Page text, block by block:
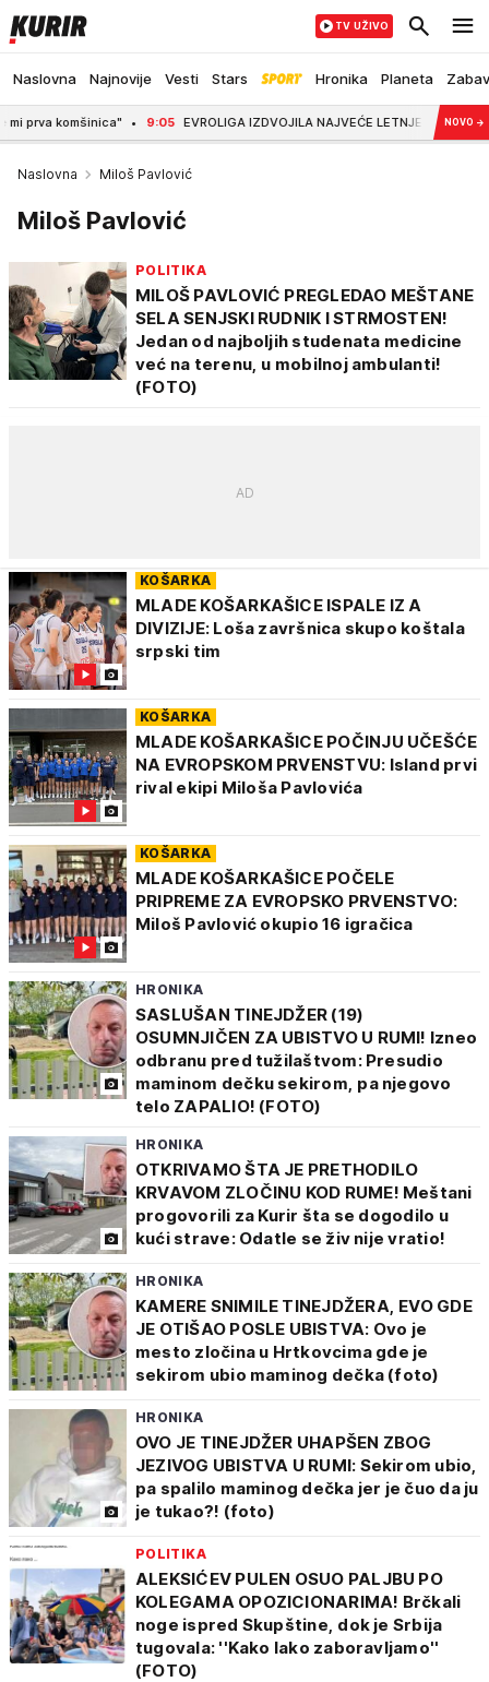
Naslovna Najnovije Vesti Stars Hronika Planeta
TV UŽIVO
9:05 EVROLIGA IZDVOJILA NAJVEĆE LETNJE BOMBE NOVO →
Naslovna Miloš Pavlović
Miloš Pavlović
POLITIKA
MILOŠ PAVLOVIĆ PREGLEDAO MEŠTANE
SELA SENJSKI RUDNIK I STRMOSTEN!
Jedan od najboljih studenata medicine
već na terenu, u mobilnoj ambulanti!
(FOTO)
KOŠARKA
MLADE KOŠARKAŠICE ISPALE IZ A
DIVIZIJE: Loša završnica skupo koštala
srpski tim
KOŠARKA
MLADE KOŠARKAŠICE POČINJU UČEŠĆE
NA EVROPSKOM PRVENSTVU: Island prvi
rival ekipi Miloša Pavlovića
KOŠARKA
MLADE KOŠARKAŠICE POČELE
PRIPREME ZA EVROPSKO PRVENSTVO:
Miloš Pavlović okupio 16 igračica
HRONIKA
SASLUŠAN TINEJDŽER (19)
OSUMNJIČEN ZA UBISTVO U RUMI! Izneo
odbranu pred tužilaštvom: Presudio
maminom dečku sekirom, pa njegovo
telo ZAPALIO! (FOTO)
HRONIKA
OTKRIVAMO ŠTA JE PRETHODILO
KRVAVOM ZLOČINU KOD RUME! Meštani
progovorili za Kurir šta se dogodilo u
kući strave: Odatle se živ nije vratio!
HRONIKA
KAMERE SNIMILE TINEJDŽERA, EVO GDE
JE OTIŠAO POSLE UBISTVA: Ovo je
mesto zločina u Hrtkovcima gde je
sekirom ubio maminog dečka (foto)
HRONIKA
OVO JE TINEJDŽER UHAPŠEN ZBOG
JEZIVOG UBISTVA U RUMI: Sekirom ubio,
pa spalilo maminog dečka jer je čuo da ju
je tukao?! (foto)
POLITIKA
ALEKSIĆEV PULEN OSUO PALJBU PO
KOLEGAMA OPOZICIONARIMA! Brčkali
noge ispred Skupštine, dok je Srbija
tugovala: ''Kako lako zaboravljamo''
(FOTO)